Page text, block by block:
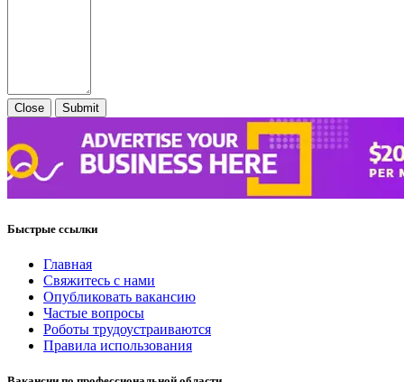
Close Submit
Быстрые ссылки
Главная
Свяжитесь с нами
Опубликовать вакансию
Частые вопросы
Роботы трудоустраиваются
Правила использования